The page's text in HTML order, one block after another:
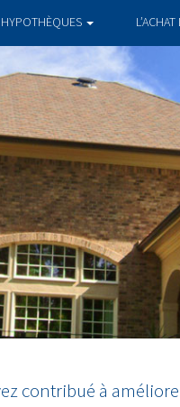
HYPOTHÈQUES
contribué à